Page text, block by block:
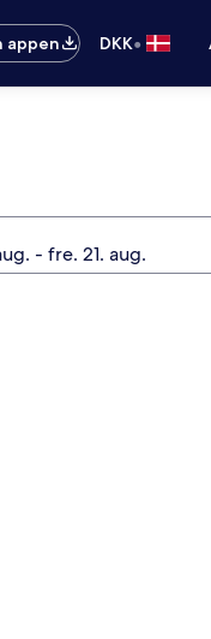
appen
DKK•